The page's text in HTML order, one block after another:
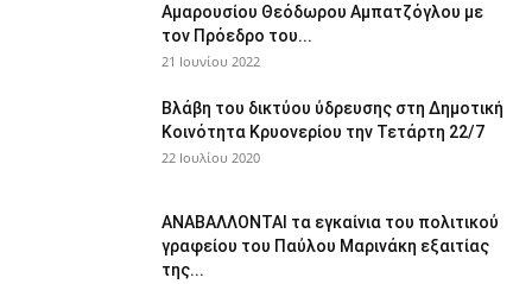
Αμαρουσίου Θεόδωρου Αμπατζόγλου με
τον Πρόεδρο του...
21 Ιουνίου 2022
Βλάβη του δικτύου ύδρευσης στη Δημοτική
Κοινότητα Κρυονερίου την Τετάρτη 22/7
22 Ιουλίου 2020
ΑΝΑΒΑΛΛΟΝΤΑΙ τα εγκαίνια του πολιτικού
γραφείου του Παύλου Μαρινάκη εξαιτίας
της...